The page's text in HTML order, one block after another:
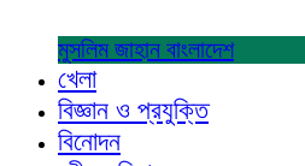
মুসলিম জাহান বাংলাদেশ
খেলা
বিজ্ঞান ও প্রযুক্তি
বিনোদন